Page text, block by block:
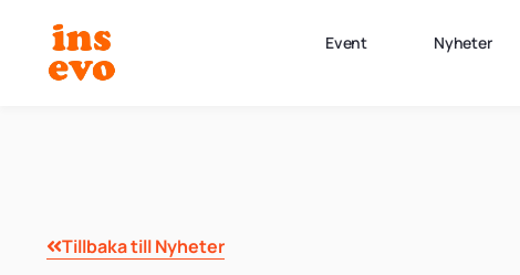
Event Nyheter
Tillbaka till Nyheter